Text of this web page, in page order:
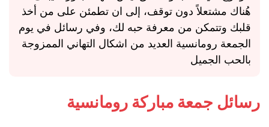
هُناك مشتعلاً دون توقف، إلى ان تطمئن على من أخذ
قلبك وتتمكن من معرفة حبه لك، وفي رسائل في يوم
الجمعة رومانسية العديد من اشكال التهاني الممزوجة
بالحب الجميل
رسائل جمعة مباركة رومانسية